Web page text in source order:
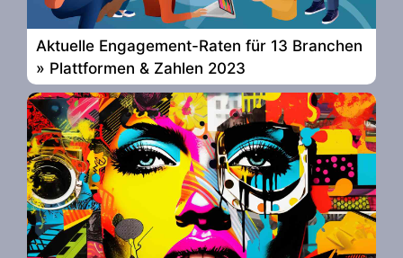
Aktuelle Engagement-Raten für 13 Branchen
» Plattformen & Zahlen 2023